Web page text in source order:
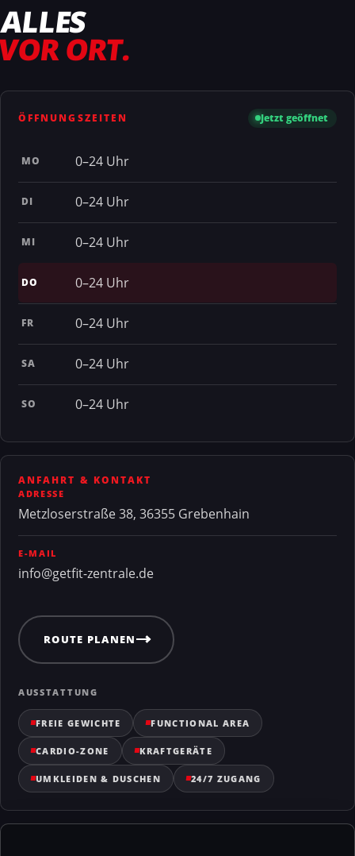
ALLES
ORT.
ÖFFNUNGSZEITEN Jetzt geöffnet
MO 0–24 Uhr
DI 0–24 Uhr
MI 0–24 Uhr
DO 0–24 Uhr
FR 0–24 Uhr
SA 0–24 Uhr
SO 0–24 Uhr
ANFAHRT & KONTAKT
ADRESSE
Metzloserstraße 38, 36355 Grebenhain
E-MAIL
info@getfit-zentrale.de
ROUTE PLANEN
AUSSTATTUNG
FREIE GEWICHTE FUNCTIONAL AREA
CARDIO-ZONE KRAFTGERÄTE
UMKLEIDEN & DUSCHEN 24/7 ZUGANG